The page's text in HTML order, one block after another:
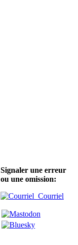
Signaler une erreur
ou une omission:
Courriel